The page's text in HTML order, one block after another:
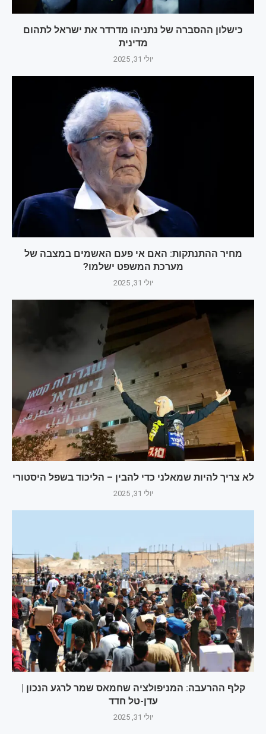
כישלון ההסברה של נתניהו מדרדר את ישראל לתהום
מדינית
יולי 31, 2025
מחיר ההתנתקות: האם אי פעם האשמים במצבה של
מערכת המשפט ישלמו?
יולי 31, 2025
לא צריך להיות שמאלני כדי להבין – הליכוד בשפל היסטורי
יולי 31, 2025
קלף ההרעבה: המניפולציה שחמאס שמר לרגע הנכון |
עדן-טל חדד
יולי 31, 2025